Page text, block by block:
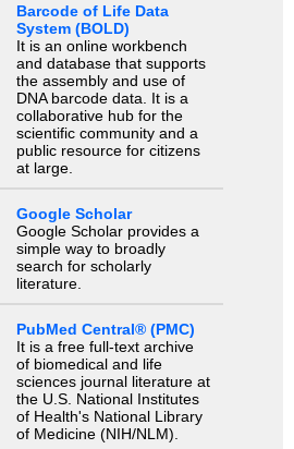
Barcode of Life Data
System (BOLD)
It is an online workbench
and database that supports
the assembly and use of
DNA barcode data. It is a
collaborative hub for the
scientific community and a
public resource for citizens
at large.
Google Scholar
Google Scholar provides a
simple way to broadly
search for scholarly
literature.
PubMed Central® (PMC)
It is a free full-text archive
of biomedical and life
sciences journal literature at
the U.S. National Institutes
of Health's National Library
of Medicine (NIH/NLM).